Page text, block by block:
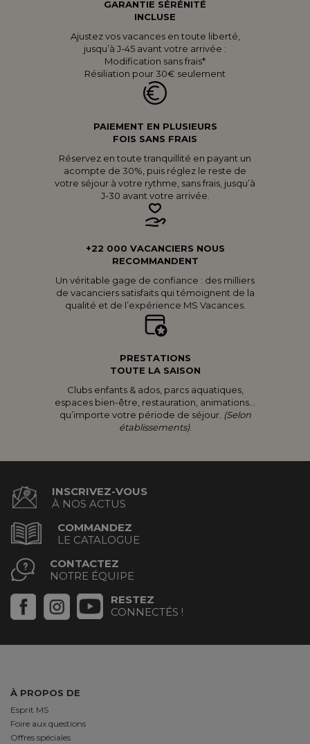
GARANTIE SÉRÉNITÉ
INCLUSE
Ajustez vos vacances en toute liberté,
jusqu’à J-45 avant votre arrivée :
Modification sans frais*
Résiliation pour 30€ seulement
PAIEMENT EN PLUSIEURS
FOIS SANS FRAIS
Réservez en toute tranquillité en payant un
acompte de 30%, puis réglez le reste de
votre séjour à votre rythme, sans frais, jusqu’à
J-30 avant votre arrivée.
+22 000 VACANCIERS NOUS
RECOMMANDENT
Un véritable gage de confiance : des milliers
de vacanciers satisfaits qui témoignent de la
qualité et de l’expérience MS Vacances.
PRESTATIONS
TOUTE LA SAISON
Clubs enfants & ados, parcs aquatiques,
espaces bien-être, restauration, animations...
qu’importe votre période de séjour. (Selon
établissements).
INSCRIVEZ-VOUS
À NOS ACTUS
COMMANDEZ
LE CATALOGUE
CONTACTEZ
NOTRE ÉQUIPE
RESTEZ
CONNECTÉS !
À PROPOS DE
Esprit MS
Foire aux questions
Offres spéciales